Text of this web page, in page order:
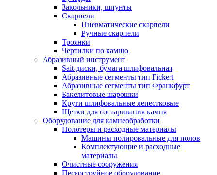
Закольники, шпунты
Скарпели
Пневматические скарпели
Ручные скарпели
Троянки
Чертилки по камню
Абразивный инструмент
Sait-диски, бумага шлифовальная
Абразивные сегменты тип Fickert
Абразивные сегменты тип Франкфурт
Бакелитовые шарошки
Круги шлифовальные лепестковые
Щетки для состаривания камня
Оборудование для камнеобработки
Полотеры и расходные материалы
Машины полировальные для полов
Комплектующие и расходные
материалы
Очистные сооружения
Пескоструйное оборудование